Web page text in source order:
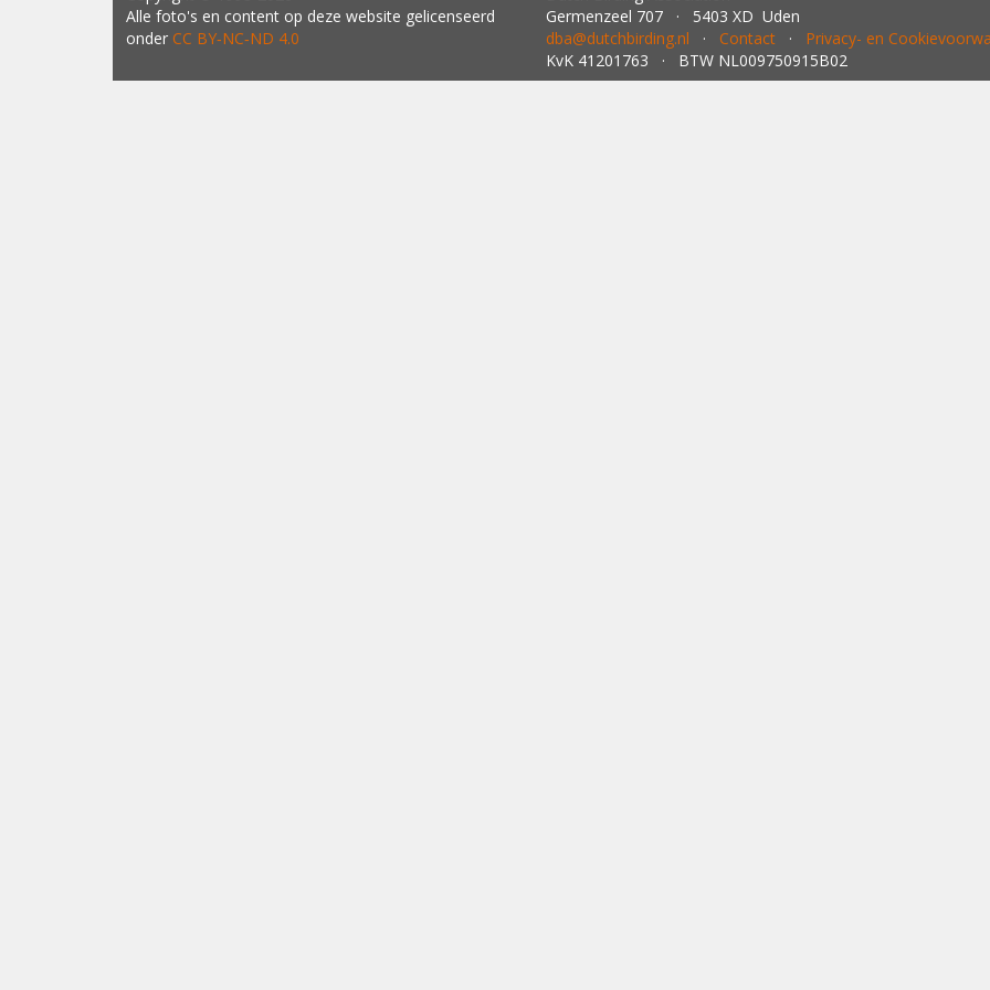
Alle foto's en content op deze website gelicenseerd
onder CC BY‑NC‑ND 4.0
Germenzeel 707 · 5403 XD Uden
dba@dutchbirding.nl · Contact · Privacy- en
KvK 41201763 · BTW NL009750915B02